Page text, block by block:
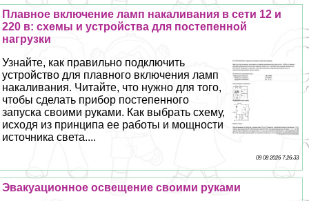
Плавное включение ламп накаливания в сети 12 и
220 в: схемы и устройства для постепенной
нагрузки
Узнайте, как правильно подключить
устройство для плавного включения ламп
накаливания. Читайте, что нужно для того,
чтобы сделать прибор постепенного
запуска своими руками. Как выбрать схему,
исходя из принципа ее работы и мощности
источника света....
09 08 2026 7:26:33
Эвакуационное освещение своими руками